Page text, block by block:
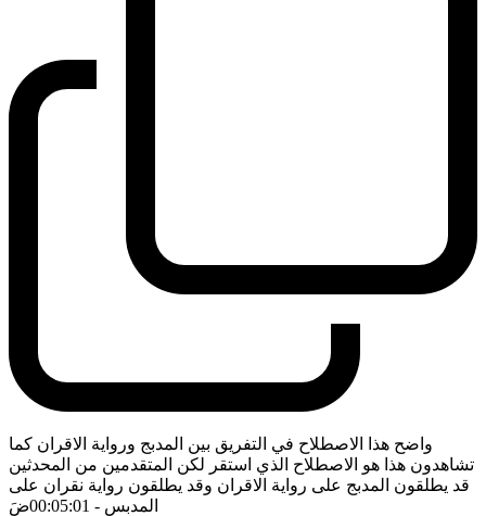
واضح هذا الاصطلاح في التفريق بين المدبج ورواية الاقران كما
تشاهدون هذا هو الاصطلاح الذي استقر لكن المتقدمين من المحدثين
قد يطلقون المدبج على رواية الاقران وقد يطلقون رواية نقران على
المدبس - 00:05:01 ضَ